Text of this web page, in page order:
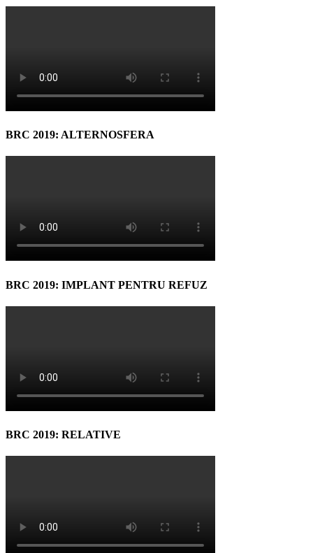
BRC 2019: ALTERNOSFERA
BRC 2019: IMPLANT PENTRU REFUZ
BRC 2019: RELATIVE